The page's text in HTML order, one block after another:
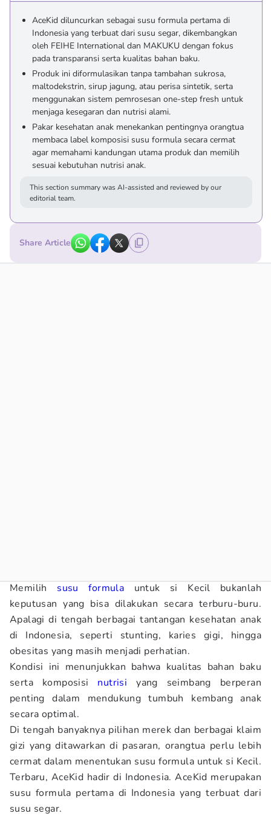
AceKid diluncurkan sebagai susu formula pertama di
Indonesia yang terbuat dari susu segar, dikembangkan
oleh FEIHE International dan MAKUKU dengan fokus
pada transparansi serta kualitas bahan baku.
Produk ini diformulasikan tanpa tambahan sukrosa,
maltodekstrin, sirup jagung, atau perisa sintetik, serta
menggunakan sistem pemrosesan one-step fresh untuk
menjaga kesegaran dan nutrisi alami.
Pakar kesehatan anak menekankan pentingnya orangtua
membaca label komposisi susu formula secara cermat
agar memahami kandungan utama produk dan memilih
sesuai kebutuhan nutrisi anak.
This section summary was AI-assisted and reviewed by our
editorial team.
Share Article
Memilih susu formula untuk si Kecil bukanlah
keputusan yang bisa dilakukan secara terburu-buru.
Apalagi di tengah berbagai tantangan kesehatan anak
di Indonesia, seperti stunting, karies gigi, hingga
obesitas yang masih menjadi perhatian.
Kondisi ini menunjukkan bahwa kualitas bahan baku
serta komposisi nutrisi yang seimbang berperan
penting dalam mendukung tumbuh kembang anak
secara optimal.
Di tengah banyaknya pilihan merek dan berbagai klaim
gizi yang ditawarkan di pasaran, orangtua perlu lebih
cermat dalam menentukan susu formula untuk si Kecil.
Terbaru, AceKid hadir di Indonesia. AceKid merupakan
susu formula pertama di Indonesia yang terbuat dari
susu segar.